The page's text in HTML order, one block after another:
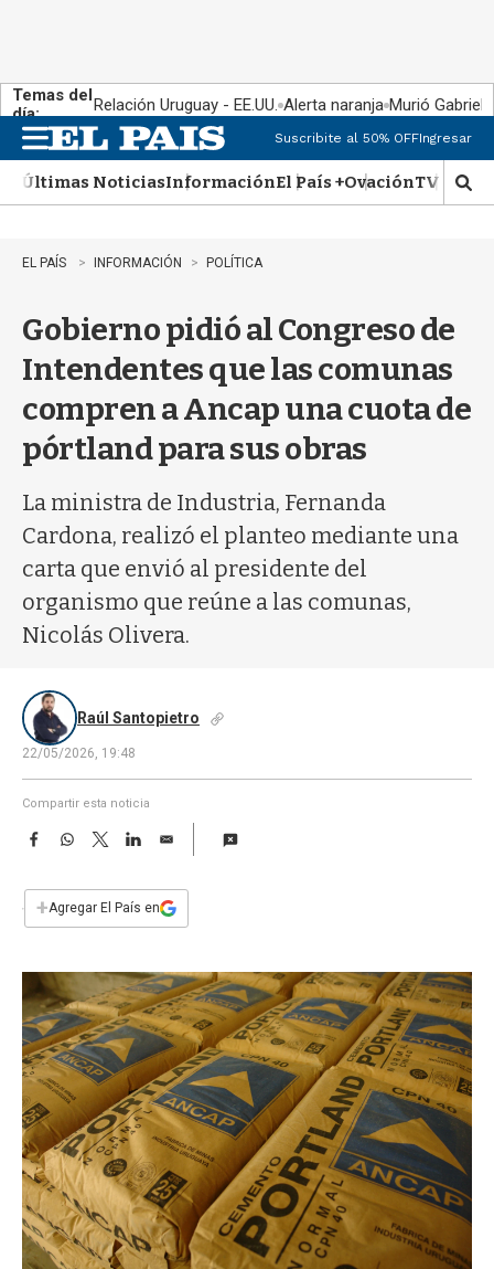
Temas del
día:
Relación Uruguay - EE.UU. Alerta naranja Murió Gabriel
n
u
Suscribite al 50% OFFIngresar
Últimas NoticiasInformaciónEl País +OvaciónTV Show
M
o
q
EL PAÍS INFORMACIÓN POLÍTICA
Gobierno pidió al Congreso de
Intendentes que las comunas
compren a Ancap una cuota de
pórtland para sus obras
La ministra de Industria, Fernanda
Cardona, realizó el planteo mediante una
carta que envió al presidente del
organismo que reúne a las comunas,
Nicolás Olivera.
Raúl Santopietro
22/05/2026, 19:48
Compartir esta noticia
F
e
b
k
W
s
p
T
w
t
L
n
E
i
l
+Agregar El País en